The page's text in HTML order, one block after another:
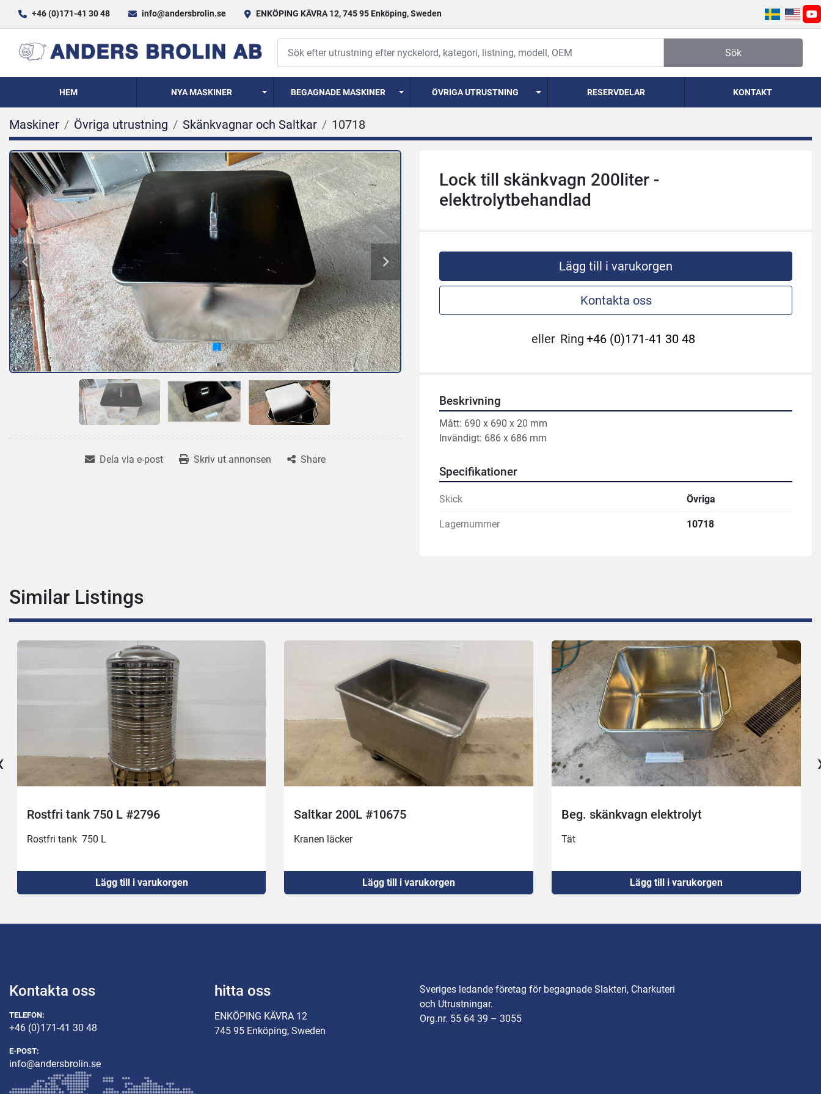
+46 (0)171-41 30 48 info@andersbrolin.se ENKÖPING KÄVRA 12, 745 95 Enköping, Sweden
Sök
HEM NYA MASKINER BEGAGNADE MASKINER ÖVRIGA UTRUSTNING RESERVDELAR KONTAKT
Maskiner Övriga utrustning Skänkvagnar och Saltkar 10718
Dela via e-post Skriv ut annonsen Share
Lock till skänkvagn 200liter -
elektrolytbehandlad
Lägg till i varukorgen
Kontakta oss
eller Ring +46 (0)171-41 30 48
Beskrivning
Mått: 690 x 690 x 20 mm
Invändigt: 686 x 686 mm
Specifikationer
Skick Övriga
Lagernummer 10718
Similar Listings
Rostfri tank 750 L #2796
Rostfri tank  750 L
Lägg till i varukorgen
Saltkar 200L #10675
Kranen läcker
Lägg till i varukorgen
Beg. skänkvagn elektrolyt
Tät
Lägg till i varukorgen
Kontakta oss
TELEFON:
+46 (0)171-41 30 48
E-POST:
info@andersbrolin.se
hitta oss
ENKÖPING KÄVRA 12
745 95 Enköping, Sweden
Sveriges ledande företag för begagnade Slakteri, Charkuteri
och Utrustningar.
Org.nr. 55 64 39 – 3055